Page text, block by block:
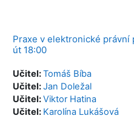
Praxe v elektronické právní
út 18:00
Učitel:Tomáš Bíba
Učitel:Jan Doležal
Učitel:Viktor Hatina
Učitel: Karolína Lukášová